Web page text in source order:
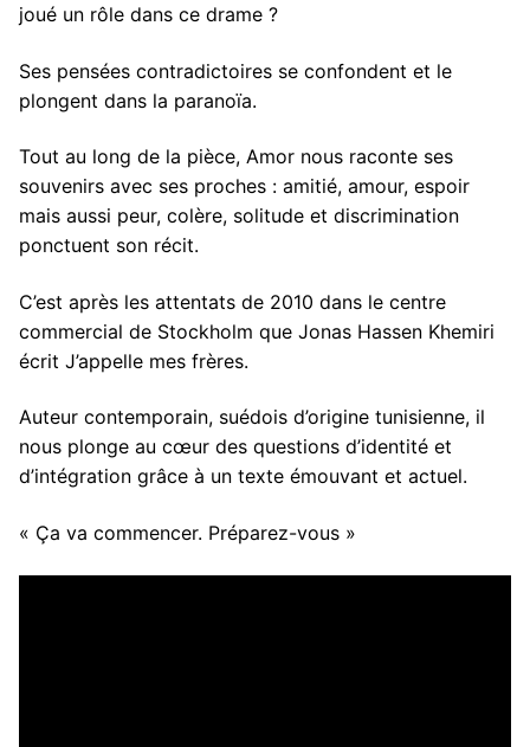
joué un rôle dans ce drame ?
Ses pensées contradictoires se confondent et le
plongent dans la paranoïa.
Tout au long de la pièce, Amor nous raconte ses
souvenirs avec ses proches : amitié, amour, espoir
mais aussi peur, colère, solitude et discrimination
ponctuent son récit.
C’est après les attentats de 2010 dans le centre
commercial de Stockholm que Jonas Hassen Khemiri
écrit J’appelle mes frères.
Auteur contemporain, suédois d’origine tunisienne, il
nous plonge au cœur des questions d’identité et
d’intégration grâce à un texte émouvant et actuel.
« Ça va commencer. Préparez-vous »